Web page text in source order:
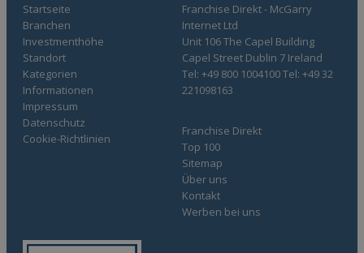
Startseite
Branchen
Investmenthöhe
Standort
Kategorien
Informationen
Franchise Direkt
Top 100
Sitemap
Über uns
Kontakt
Werben bei uns
Impressum
Datenschutz
Cookie-Richtlinien
Franchise Direkt - McGarry
Internet Ltd
Unit 106 The Capel Building
Capel Street Dublin 7 Ireland
Tel: +49 800 1004100 Tel: +49 32
221098163